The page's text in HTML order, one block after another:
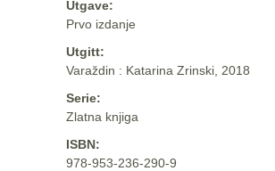
Utgave:
Prvo izdanje
Utgitt:
Varaždin : Katarina Zrinski, 2018
Serie:
Zlatna knjiga
ISBN:
978-953-236-290-9